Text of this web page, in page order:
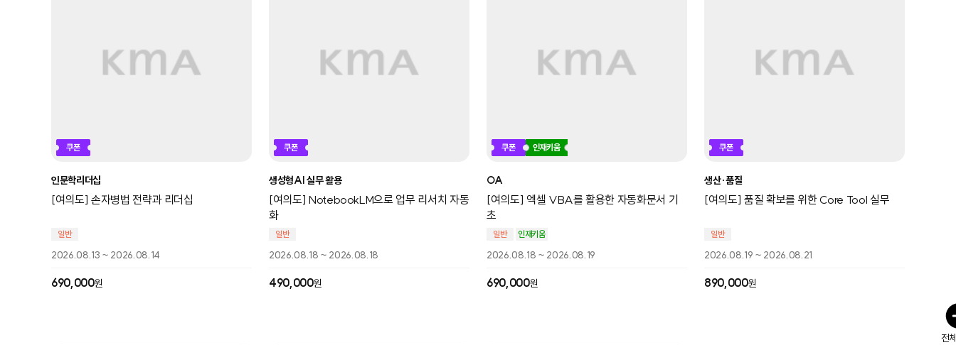
쿠폰
인문학리더십
[여의도] 손자병법 전략과 리더십
일반
2026.08.13 ~ 2026.08.14
690,000원
쿠폰
생성형AI 실무 활용
[여의도] NotebookLM으로 업무 리서치 자동
화
일반
2026.08.18 ~ 2026.08.18
490,000원
쿠폰 인재키움
OA
[여의도] 엑셀 VBA를 활용한 자동화문서 기
초
일반 인재키움
2026.08.18 ~ 2026.08.19
690,000원
쿠폰
생산∙품질
[여의도] 품질 확보를 위한 Core Tool 실무
일반
2026.08.19 ~ 2026.08.21
890,000원
전